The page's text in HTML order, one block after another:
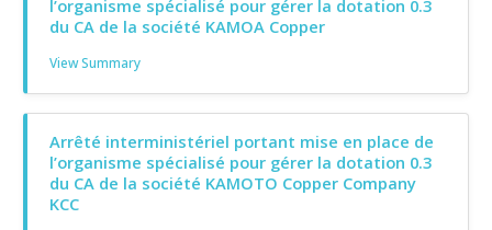
l’organisme spécialisé pour gérer la dotation 0.3
du CA de la société KAMOA Copper
View Summary
Arrêté interministériel portant mise en place de
l’organisme spécialisé pour gérer la dotation 0.3
du CA de la société KAMOTO Copper Company
KCC